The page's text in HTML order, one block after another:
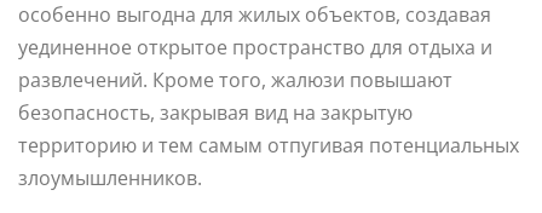
особенно выгодна для жилых объектов, создавая
уединенное открытое пространство для отдыха и
развлечений. Кроме того, жалюзи повышают
безопасность, закрывая вид на закрытую
территорию и тем самым отпугивая потенциальных
злоумышленников.